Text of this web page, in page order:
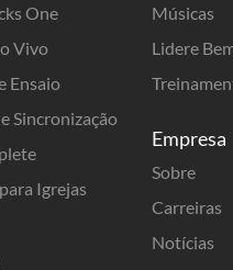
One
Vivo
Ensaio
Sincronização
Igrejas
Músicas
Lidere
Empresa
Sobre
Carreiras
Notícias